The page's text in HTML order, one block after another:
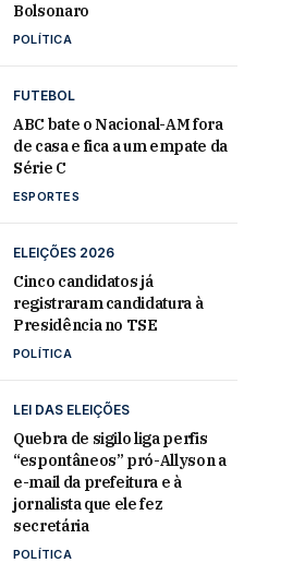
Bolsonaro
POLÍTICA
FUTEBOL
ABC bate o Nacional-AM fora
de casa e fica a um empate da
Série C
ESPORTES
ELEIÇÕES 2026
Cinco candidatos já
registraram candidatura à
Presidência no TSE
POLÍTICA
LEI DAS ELEIÇÕES
Quebra de sigilo liga perfis
“espontâneos” pró-Allyson a
e-mail da prefeitura e à
jornalista que ele fez
secretária
POLÍTICA